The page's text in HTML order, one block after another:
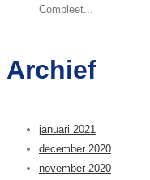
Compleet...
Archief
januari 2021
december 2020
november 2020